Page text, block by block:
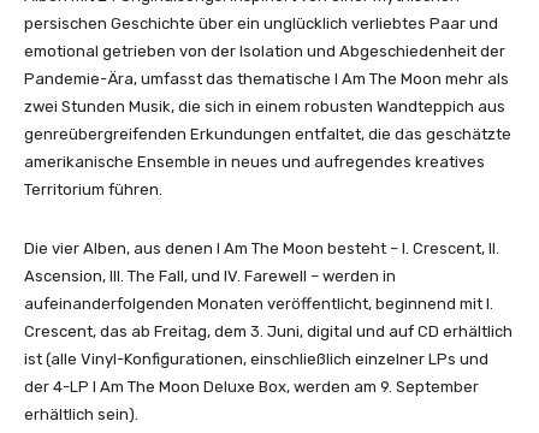
persischen Geschichte über ein unglücklich verliebtes Paar und
emotional getrieben von der Isolation und Abgeschiedenheit der
Pandemie-Ära, umfasst das thematische I Am The Moon mehr als
zwei Stunden Musik, die sich in einem robusten Wandteppich aus
genreübergreifenden Erkundungen entfaltet, die das geschätzte
amerikanische Ensemble in neues und aufregendes kreatives
Territorium führen.
Die vier Alben, aus denen I Am The Moon besteht – I. Crescent, II.
Ascension, III. The Fall, und IV. Farewell – werden in
aufeinanderfolgenden Monaten veröffentlicht, beginnend mit I.
Crescent, das ab Freitag, dem 3. Juni, digital und auf CD erhältlich
ist (alle Vinyl-Konfigurationen, einschließlich einzelner LPs und
der 4-LP I Am The Moon Deluxe Box, werden am 9. September
erhältlich sein).